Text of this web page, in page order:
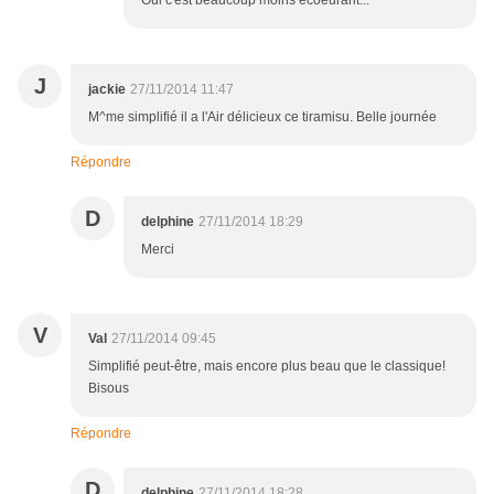
J jackie 27/11/2014 11:47
M^me simplifié il a l'Air délicieux ce tiramisu. Belle journée
Répondre
D delphine 27/11/2014 18:29
Merci
V Val 27/11/2014 09:45
Simplifié peut-être, mais encore plus beau que le classique!
Bisous
Répondre